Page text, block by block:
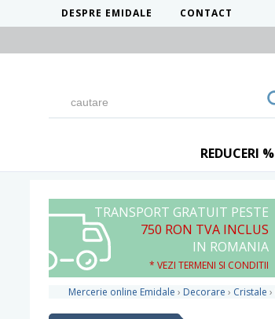
DESPRE EMIDALE CONTACT
REDUCERI %
TRANSPORT GRATUIT PESTE
750 RON TVA INCLUS
IN ROMANIA
* VEZI TERMENI SI CONDITII
Mercerie online Emidale › Decorare › Cristale ›